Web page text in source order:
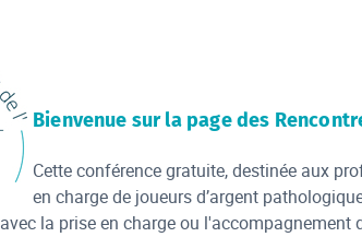
Bienvenue sur la page des
Cette conférence gratuite, destinée aux
en charge de joueurs d’argent
la prise en charge ou